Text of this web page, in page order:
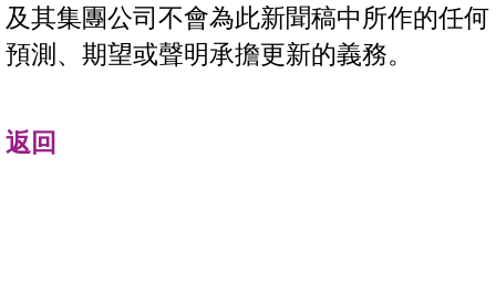
及其集團公司不會為此新聞稿中所作的任何
預測、期望或聲明承擔更新的義務。
返回